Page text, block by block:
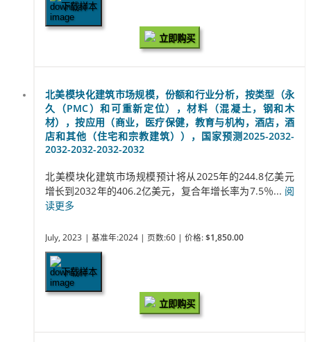
下载样本
立即购买
北美模块化建筑市场规模，份额和行业分析，按类型（永
久（PMC）和可重新定位），材料（混凝土，钢和木
材），按应用（商业，医疗保健，教育与机构，酒店，酒
店和其他（住宅和宗教建筑）），国家预测2025-2032-
2032-2032-2032-2032
北美模块化建筑市场规模预计将从2025年的244.8亿美元
增长到2032年的406.2亿美元，复合年增长率为7.5％... 阅
读更多
July, 2023 | 基准年:2024 | 页数:60 | 价格: $1,850.00
下载样本
立即购买